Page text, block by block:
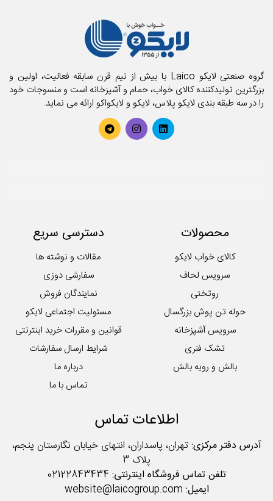
گروه صنعتی لایکو Laico با بیش از نیم قرن سابقه فعالیت، اولین و
بزرگترین تولیدکننده کالای خواب، حمام و آشپزخانه است و منسوجات خود
را در سه طبقه بندی لایکو پلاس، لایکو و لایکواکو ارائه می نماید.
محصولات
کالای خواب لایکو
سرویس لحاف
روتختی
حوله تن پوش بزرگسال
سرویس آشپزخانه
تشک فنری
بالش و رویه بالش
دسترسی سریع
مقالات و نوشته ها
سفارشی دوزی
نمایندگان فروش
مسئولیت اجتماعی لایکو
قوانین و مقررات خرید اینترنتی
شرایط ارسال سفارشات
درباره ما
تماس با ما
اطلاعات تماس
آدرس دفتر مرکزی:تهران، پاسداران، انتهای خیابان نگارستان پنجم،
پلاک 3
تلفن تماس فروشگاه اینترنتی:
ایمیل: website@laicogroup.com